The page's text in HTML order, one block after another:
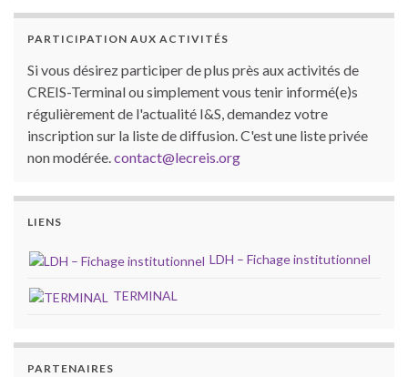
PARTICIPATION AUX ACTIVITÉS
Si vous désirez participer de plus près aux activités de
CREIS-Terminal ou simplement vous tenir informé(e)s
régulièrement de l'actualité I&S, demandez votre
inscription sur la liste de diffusion. C'est une liste privée
non modérée.contact@lecreis.org
LIENS
LDH – Fichage institutionnel
TERMINAL
PARTENAIRES